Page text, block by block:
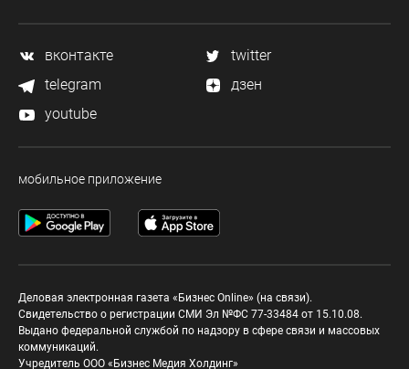
вконтакте
twitter
telegram
дзен
youtube
мобильное приложение
Деловая электронная газета «Бизнес Online» (на связи).
Свидетельство о регистрации СМИ Эл №ФС 77-33484 от 15.10.08.
Выдано федеральной службой по надзору в сфере связи и массовых
коммуникаций.
Учредитель ООО «Бизнес Медия Холдинг»